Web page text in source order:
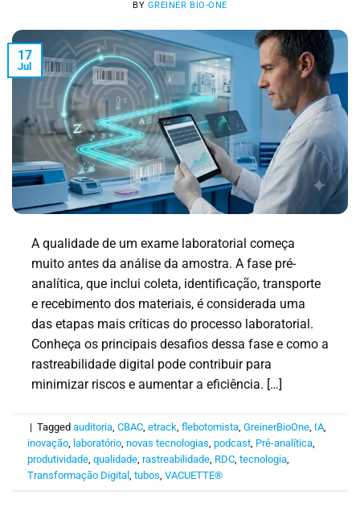
BY GREINER BIO-ONE
17
Jul
A qualidade de um exame laboratorial começa
muito antes da análise da amostra. A fase pré-
analítica, que inclui coleta, identificação, transporte
e recebimento dos materiais, é considerada uma
das etapas mais críticas do processo laboratorial.
Conheça os principais desafios dessa fase e como a
rastreabilidade digital pode contribuir para
minimizar riscos e aumentar a eficiência. […]
| Taggedauditoria ,CBAC ,etrack ,flebotomista ,GreinerBioOne IA
inovação laboratório ,novas tecnologias ,podcast Pré-analítica
produtividade ,qualidade ,rastreabilidade RDC ,tecnologia
Transformação Digital ,tubos ,VACUETTE®